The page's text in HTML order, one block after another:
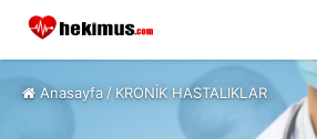
Anasayfa /KRONİK HASTALIKLAR